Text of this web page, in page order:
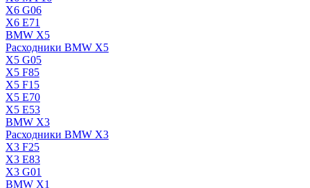
X6 G06
X6 E71
BMW X5
Расходники BMW X5
X5 G05
X5 F85
X5 F15
X5 E70
X5 E53
BMW X3
Расходники BMW X3
X3 F25
X3 E83
X3 G01
BMW X1